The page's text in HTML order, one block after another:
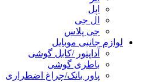
اپل
ال جی
جی پلاس
لوازم جانبی موبایل
آداپتور /کابل گوشی
باطری گوشی
پاور بانک/چراغ اضطراری